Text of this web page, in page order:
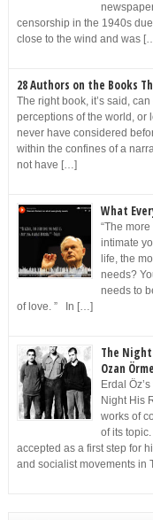
censorship in the 1940s
close to the wind and was
28 Authors on the Books
The right book, it’s said,
perceptions of the world, or
never have considered
within the confines of a
not have […]
What
“The
intimate
life, the
needs?
needs to
of love. ” In […]
The Night
Ozan
Erdal
Night His
works of
of its
accepted as a first step for
and socialist movements in